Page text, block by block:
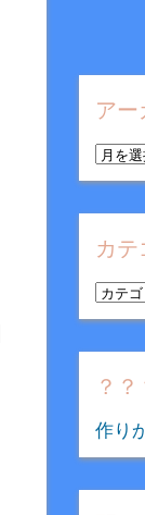
アー
ア
ー
カ
イ
カテ
カ
テ
ゴ
リ
？？
作り